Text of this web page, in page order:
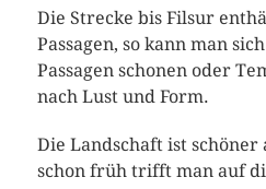
Die Strecke bis Filsur
Passagen, so kann man
Passagen schonen oder
nach Lust und Form.
Die Landschaft ist schöner
schon früh trifft man auf